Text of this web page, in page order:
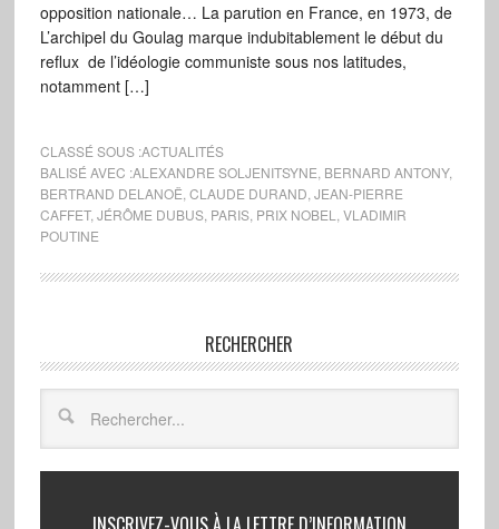
opposition nationale… La parution en France, en 1973, de
L’archipel du Goulag marque indubitablement le début du
reflux de l’idéologie communiste sous nos latitudes,
notamment […]
CLASSÉ SOUS :ACTUALITÉS
BALISÉ AVEC :ALEXANDRE SOLJENITSYNE BERNARD ANTONY,
BERTRAND DELANOË CLAUDE DURAND JEAN-PIERRE
CAFFET, JÉRÔME DUBUS, PARIS, PRIX NOBEL
VLADIMIR
POUTINE
RECHERCHER